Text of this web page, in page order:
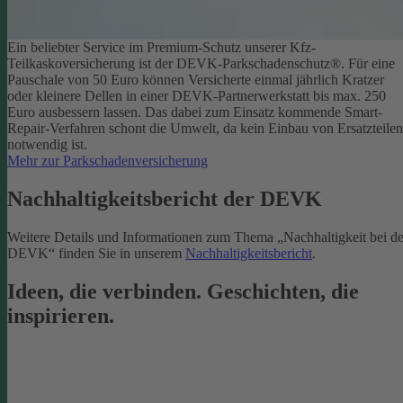
Ein beliebter Service im Premium-Schutz unserer Kfz-
Teilkaskoversicherung ist der DEVK-Parkschadenschutz®. Für eine
Pauschale von 50 Euro können Versicherte einmal jährlich Kratzer
oder kleinere Dellen in einer DEVK-Partnerwerkstatt bis max. 250
Euro ausbessern lassen. Das dabei zum Einsatz kommende Smart-
Repair-Verfahren schont die Umwelt, da kein Einbau von Ersatzteilen
notwendig ist.
Mehr zur Parkschadenversicherung
Nachhaltigkeitsbericht der DEVK
Weitere Details und Informationen zum Thema „Nachhaltigkeit bei
DEVK“ finden Sie in unserem Nachhaltigkeitsbericht.
Ideen, die verbinden. Geschichten, die
inspirieren.